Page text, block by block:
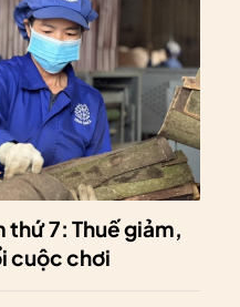
thứ 7: Thuế giảm,
cuộc chơi